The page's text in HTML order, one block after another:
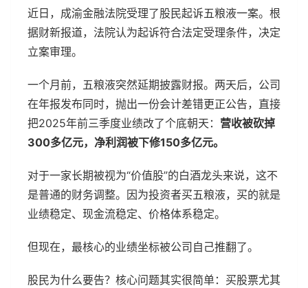
近日，成渝金融法院受理了股民起诉五粮液一案。根
据财新报道，法院认为起诉符合法定受理条件，决定
立案审理。
一个月前，五粮液突然延期披露财报。两天后，公司
在年报发布同时，抛出一份会计差错更正公告，直接
把2025年前三季度业绩改了个底朝天： 营收被砍掉
300多亿元，净利润被下修150多亿元。
对于一家长期被视为“价值股”的白酒龙头来说，这不
是普通的财务调整。因为投资者买五粮液，买的就是
业绩稳定、现金流稳定、价格体系稳定。
但现在，最核心的业绩坐标被公司自己推翻了。
股民为什么要告？核心问题其实很简单：买股票尤其